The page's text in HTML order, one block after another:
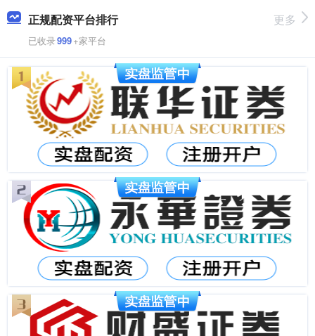
正规配资平台排行
已收录999+家平台
更多